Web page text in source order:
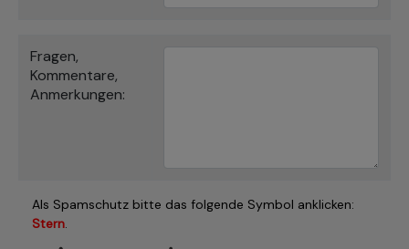
Fragen,
Kommentare,
Anmerkungen:
Als Spamschutz bitte das folgende Symbol anklicken:
Stern.